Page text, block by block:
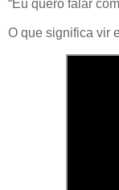
“Eu quero falar
O que significa vir